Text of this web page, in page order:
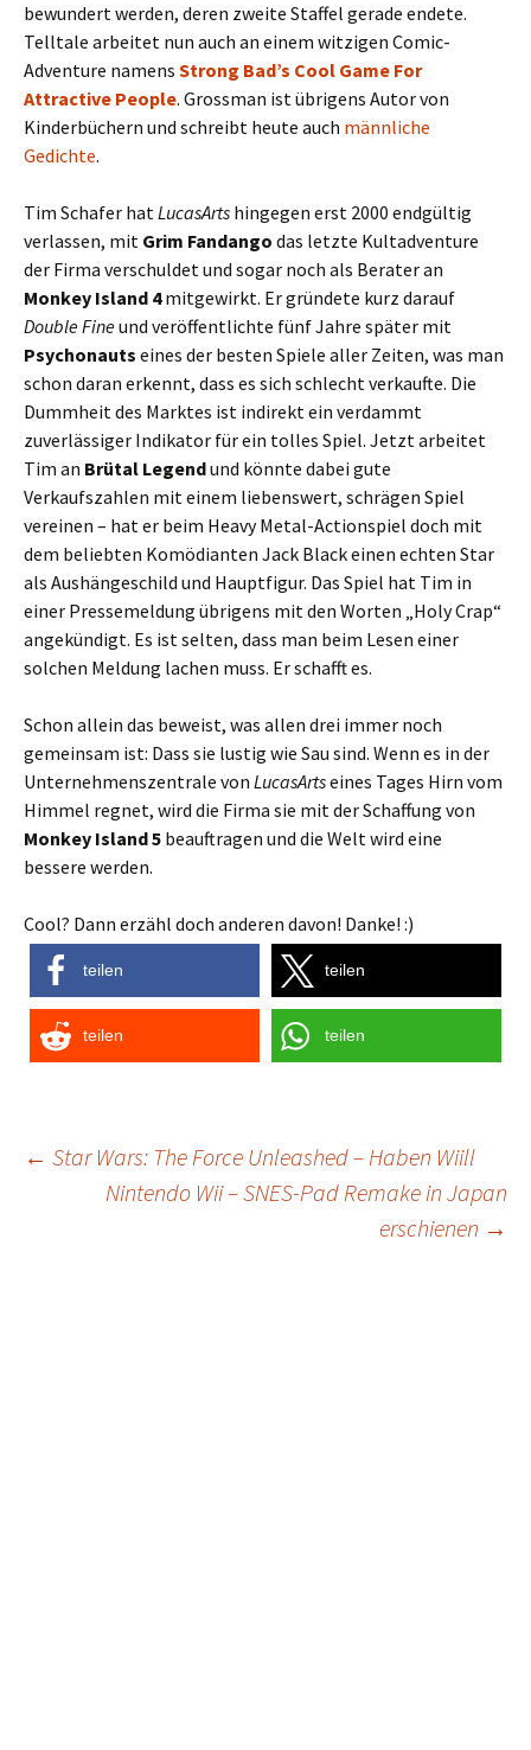
bewundert werden, deren zweite Staffel gerade endete.
Telltale arbeitet nun auch an einem witzigen Comic-
Adventure namens Strong Bad’s Cool Game For
Attractive People. Grossman ist übrigens Autor von
Kinderbüchern und schreibt heute auch männliche
Gedichte.
Tim Schafer hatLucasArts hingegen erst 2000 endgültig
verlassen, mit Grim Fandango das letzte Kultadventure
der Firma verschuldet und sogar noch als Berater an
Monkey Island 4mitgewirkt. Er gründete kurz darauf
Double Fineund veröffentlichte fünf Jahre später mit
Psychonauts eines der besten Spiele aller Zeiten, was man
schon daran erkennt, dass es sich schlecht verkaufte. Die
Dummheit des Marktes ist indirekt ein verdammt
zuverlässiger Indikator für ein tolles Spiel. Jetzt arbeitet
Tim an Brütal Legendund könnte dabei gute
Verkaufszahlen mit einem liebenswert, schrägen Spiel
vereinen – hat er beim Heavy Metal-Actionspiel doch mit
dem beliebten Komödianten Jack Black einen echten Star
als Aushängeschild und Hauptfigur. Das Spiel hat Tim in
einer Pressemeldung übrigens mit den Worten „Holy Crap“
angekündigt. Es ist selten, dass man beim Lesen einer
solchen Meldung lachen muss. Er schafft es.
Schon allein das beweist, was allen drei immer noch
gemeinsam ist: Dass sie lustig wie Sau sind. Wenn es in der
Unternehmenszentrale von LucasArtseines Tages Hirn vom
Himmel regnet, wird die Firma sie mit der Schaffung von
Monkey Island 5 beauftragen und die Welt wird eine
bessere werden.
Cool? Dann erzähl doch anderen davon! Danke! :)
teilen teilen
teilen teilen
Post
← Star Wars: The Force Unleashed – Haben Wiill
Nintendo Wii – SNES-Pad Remake in Japan
erschienen →